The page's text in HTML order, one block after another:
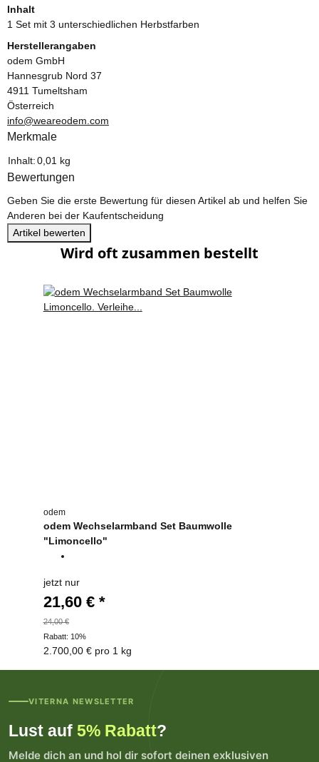
Inhalt
1 Set mit 3 unterschiedlichen Herbstfarben
Herstellerangaben
odem GmbH
Hannesgrub Nord 37
4911 Tumeltsham
Österreich
info@weareodem.com
Merkmale
Produkteigenschaft
Wert
Inhalt:0,01 kg
Bewertungen
Geben Sie die erste Bewertung für diesen Artikel ab und helfen Sie
Anderen bei der Kaufentscheidung
Artikel bewerten
Wird oft zusammen bestellt
odem
odem Wechselarmband Set Baumwolle
"Limoncello"
jetzt nur
21,60 € *
24,00 €
Rabatt: 10%
2.700,00 € pro 1 kg
VITERNA NEWSLETTER
Lust auf 5% Rabatt?
Melde dich an und hol dir sofort deinen exklusiven